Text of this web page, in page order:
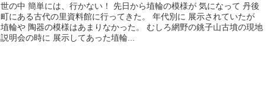
世の中 簡単には、行かない！ 先日から埴輪の模様が 気になって 丹後
町にある古代の里資料館に行ってきた。 年代別に 展示されていたが
埴輪や 陶器の模様はあまりなかった。 むしろ網野の銚子山古墳の現地
説明会の時に 展示してあった埴輪...